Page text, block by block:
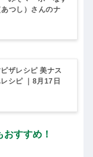
つし）さんのナ
ザレシピ 美ナス
シピ ｜8月17日
すすめ！